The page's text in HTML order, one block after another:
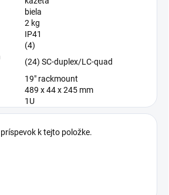
biela
2 kg
IP41
(4)
(24) SC-duplex/LC-quad
19" rackmount
489 x 44 x 245 mm
1U
k tejto položke.